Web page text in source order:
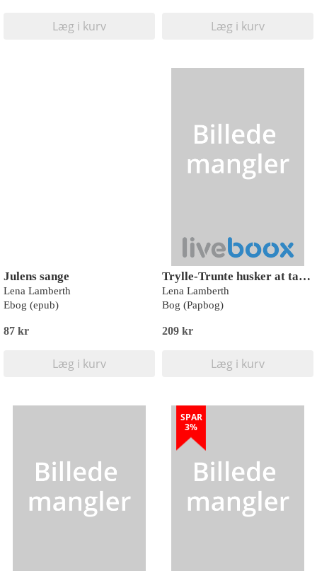
Læg i kurv Læg i kurv
Julens sange
Lena Lamberth
Ebog (epub)
87 kr
Læg i kurv
Trylle-Trunte husker at takke
Lena Lamberth
Bog (Papbog)
209 kr
Læg i kurv
SPAR
3%